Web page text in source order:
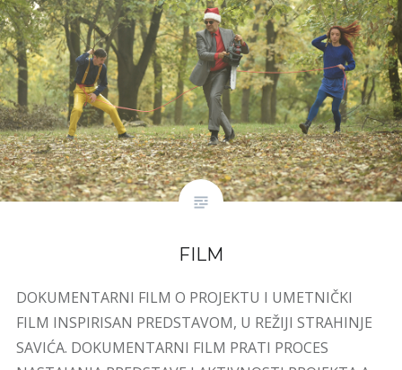
FILM
DOKUMENTARNI FILM O PROJEKTU I UMETNIČKI
FILM INSPIRISAN PREDSTAVOM, U REŽIJI STRAHINJE
SAVIĆA. DOKUMENTARNI FILM PRATI PROCES